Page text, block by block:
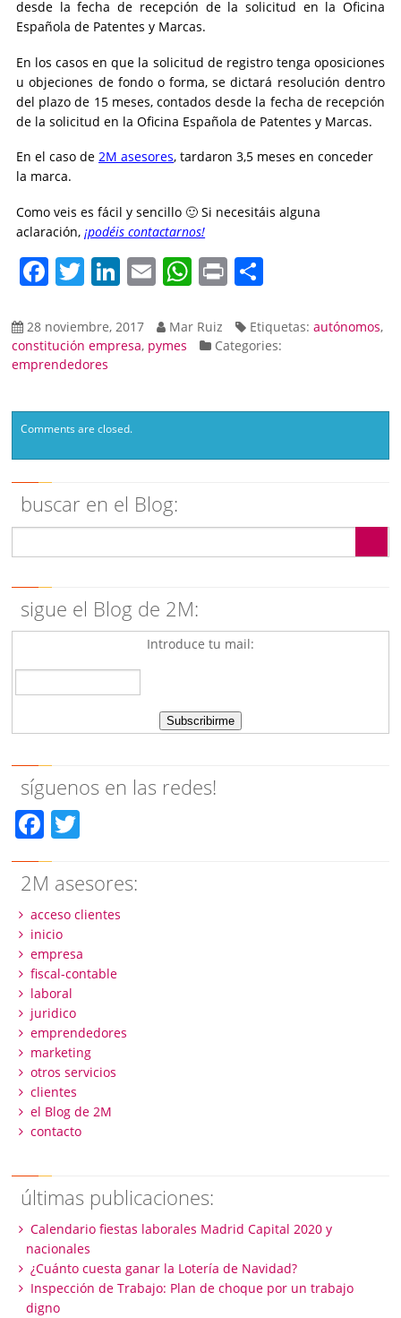
desde la fecha de recepción de la solicitud en la Oficina
Española de Patentes y Marcas.
En los casos en que la solicitud de registro tenga oposiciones
u objeciones de fondo o forma, se dictará resolución dentro
del plazo de 15 meses, contados desde la fecha de recepción
de la solicitud en la Oficina Española de Patentes y Marcas.
En el caso de2Masesores, tardaron 3,5 meses en conceder
la marca.
Como veis es fácil y sencillo 🙂 Si necesitáis alguna
aclaración, ¡podéis contactarnos!
Facebook
Twitter
LinkedIn
EmailWhatsApp
Print
28 noviembre, 2017 Mar Ruiz Etiquetas:autónomos,
constitución empresa, pymes
Categories:
emprendedores
Comments are closed.
buscar en el Blog:
sigue el Blog de 2M:
Introduce tu mail:
síguenos en las redes!
Facebook
2M asesores:
acceso clientes
inicio
empresa
fiscal-contable
laboral
juridico
emprendedores
marketing
otros servicios
clientes
el Blog de 2M
contacto
últimas publicaciones:
Calendario fiestas laborales Madrid Capital 2020 y
nacionales
¿Cuánto cuesta ganar la Lotería de Navidad?
Inspección de Trabajo: Plan de choque por un trabajo
digno